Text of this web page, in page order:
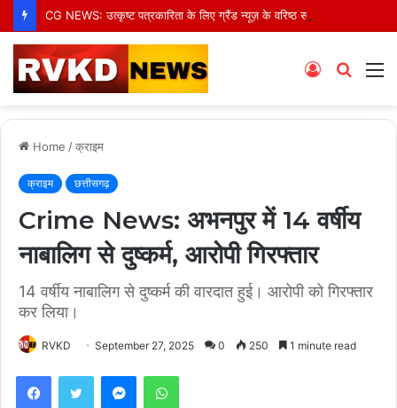
Search
Log
Home /क्राइम
क्राइम छत्तीसगढ़
Crime News: अभनपुर में 14 वर्षीय
नाबालिग से दुष्कर्म, आरोपी गिरफ्तार
14 वर्षीय नाबालिग से दुष्कर्म की वारदात हुई। आरोपी को गिरफ्तार
कर लिया।
RVKD September 27, 2025 0 250 1 minute read
FacebookTwitter MessengerWhatsApp